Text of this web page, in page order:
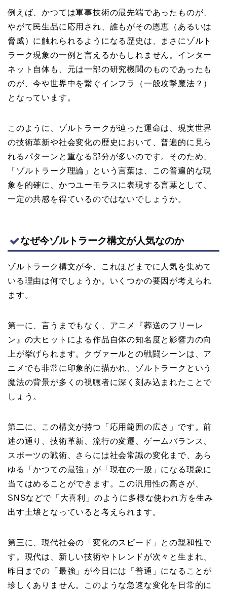
例えば、かつては軍事技術の最先端であったものが、
やがて民生品に応用され、誰もがその恩恵（あるいは
脅威）に触れられるようになる歴史は、まさにゾルト
ラーク現象の一例と言えるかもしれません。インター
ネット自体も、元は一部の研究機関のものであったも
のが、今や世界中を繋ぐインフラ（一般攻撃魔法？）
となっています。
このように、ゾルトラークが辿った運命は、現実世界
の技術革新や社会変化の歴史において、普遍的に見ら
れるパターンと重なる部分が多いのです。そのため、
「ゾルトラーク理論」という言葉は、この普遍的な現
象を的確に、かつユーモラスに表現する言葉として、
一定の共感を得ているのではないでしょうか。
なぜ今ゾルトラーク構文が人気なのか
ゾルトラーク構文が今、これほどまでに人気を集めて
いる理由は何でしょうか。いくつかの要因が考えられ
ます。
第一に、言うまでもなく、アニメ『葬送のフリーレ
ン』の大ヒットによる作品自体の知名度と影響力の向
上が挙げられます。クヴァールとの戦闘シーンは、ア
ニメでも非常に印象的に描かれ、ゾルトラークという
魔法の背景が多くの視聴者に深く刻み込まれたことで
しょう。
第二に、この構文が持つ「応用範囲の広さ」です。前
述の通り、技術革新、流行の変遷、ゲームバランス、
スポーツの戦術、さらには社会常識の変化まで、あら
ゆる「かつての最強」が「現在の一般」になる現象に
当てはめることができます。この汎用性の高さが、
SNSなどで「大喜利」のように多様な使われ方を生み
出す土壌となっていると考えられます。
第三に、現代社会の「変化のスピード」との親和性で
す。現代は、新しい技術やトレンドが次々と生まれ、
昨日までの「最強」が今日には「普通」になることが
珍しくありません。このような急速な変化を日常的に